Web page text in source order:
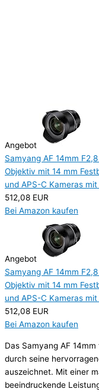
Angebot
Samyang AF 14mm
Objektiv mit 14 mm
und APS-C Kameras
512,08 EUR
Bei Amazon kaufen
Angebot
Samyang AF 14mm
Objektiv mit 14 mm
und APS-C Kameras
512,08 EUR
Bei Amazon kaufen
Das Samyang AF
durch seine
auszeichnet. Mit einer
beeindruckende